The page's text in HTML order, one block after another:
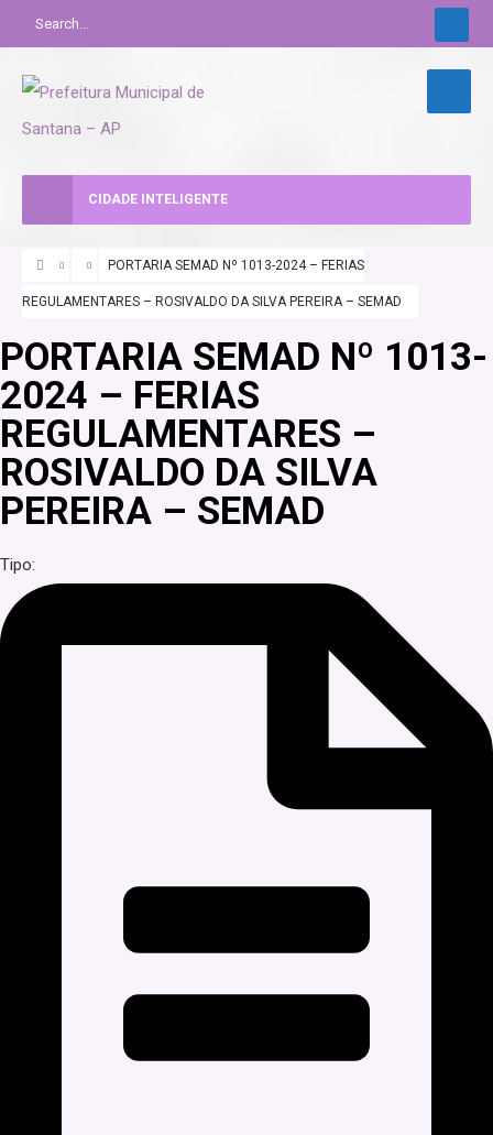
CIDADE INTELIGENTE
PORTARIA SEMAD Nº 1013-2024 – FERIAS
REGULAMENTARES – ROSIVALDO DA SILVA PEREIRA – SEMAD
PORTARIA SEMAD Nº 1013-
2024 – FERIAS
REGULAMENTARES –
ROSIVALDO DA SILVA
PEREIRA – SEMAD
Tipo: